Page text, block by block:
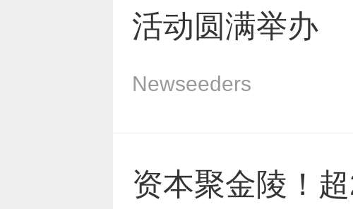
活动圆满举办
Newseeders
资本聚金陵！